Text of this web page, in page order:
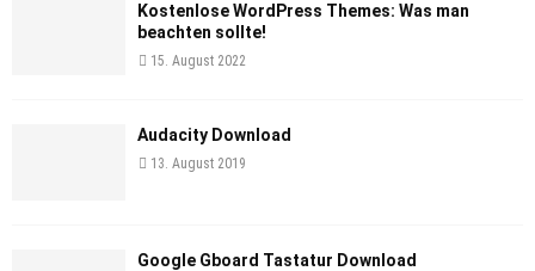
Kostenlose WordPress Themes: Was man
beachten sollte!
15. August 2022
Audacity Download
13. August 2019
Google Gboard Tastatur Download